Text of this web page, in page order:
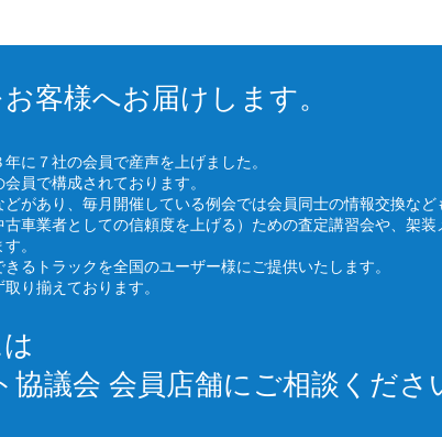
客様へお届けします。
に７社の会員で産声を上げました。
員で構成されております。
があり、毎月開催している例会では会員同士の情報交換など
車業者としての信頼度を上げる）ための査定講習会や、架
。
るトラックを全国のユーザー様にご提供いたします。
り揃えております。
議会 会員店舗にご相談くださ